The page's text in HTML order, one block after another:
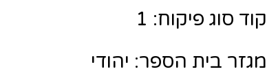
קוד סוג פיקוח: 1
מגזר בית הספר: יהודי